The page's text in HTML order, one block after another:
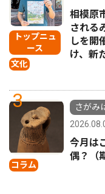
トップニュ
ース
文化
相模原
される
しを開
け、新
3
コラム
さがみ
今月は
偶？（